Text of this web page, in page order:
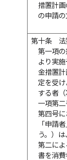
措置計
の申請の
第十条
第一項の
より実
金措置
定を受け
する者
一項第
第四号
「申請
う。）
第二に
書を消